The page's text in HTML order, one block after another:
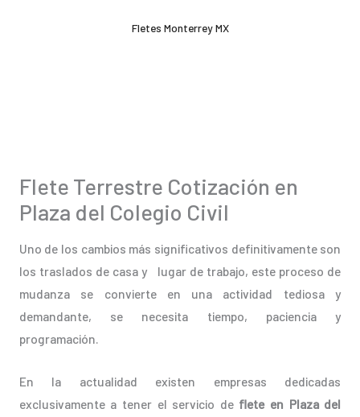
Fletes Monterrey MX
Flete Terrestre Cotización en
Plaza del Colegio Civil
Uno de los cambios más significativos definitivamente son
los traslados de casa y lugar de trabajo, este proceso de
mudanza se convierte en una actividad tediosa y
demandante, se necesita tiempo, paciencia y
programación.
En la actualidad existen empresas dedicadas
exclusivamente a tener el servicio deflete en Plaza del